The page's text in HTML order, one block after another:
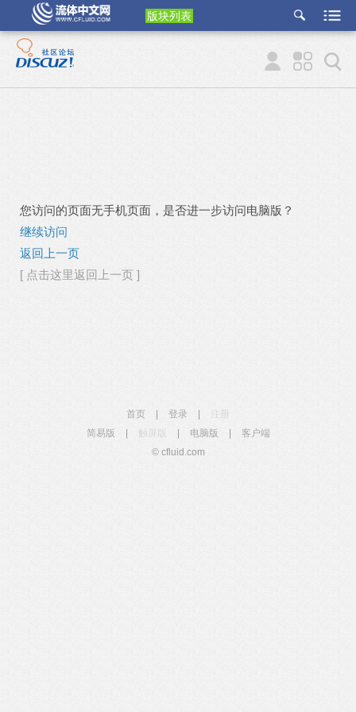
版块列表
etu
p
您访问的页面无手机页面，是否进一步访问电脑版？
继续访问
返回上一页
[ 点击这里返回上一页 ]
首页 登录
简易版
触屏版 电脑版
客户端
© cfluid.com